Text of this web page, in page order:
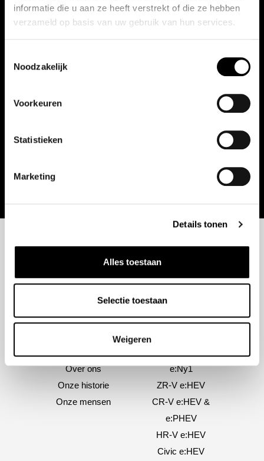
informatie die u aan ze heeft verstrekt of die ze hebben
verzameld op basis van uw gebruik van hun services.
Noodzakelijk
Voorkeuren
Statistieken
Marketing
Details tonen
Alles toestaan
Selectie toestaan
Weigeren
Deze
gekozen
op
productpagina
Navy
€79,95
Opties selecteren
Deze
kan
gekozen
productpagina
Honda Type R sleutelhanger
Over ons
Onze historie
Onze mensen
e:Ny1
ZR-V e:HEV
CR-V e:HEV &
e:PHEV
HR-V e:HEV
Civic e:HEV